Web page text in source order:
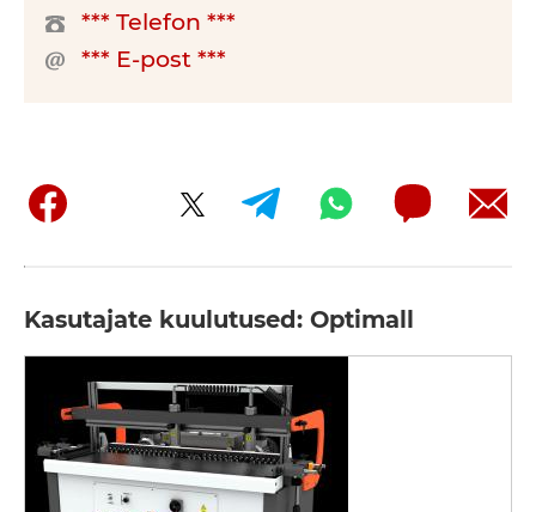
*** Telefon ***
*** E-post ***
Kasutajate kuulutused: Optimall